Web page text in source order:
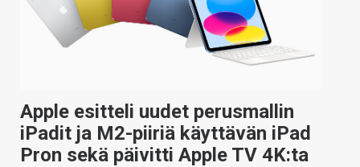
Apple esitteli uudet perusmallin
iPadit ja M2-piiriä käyttävän iPad
Pron sekä päivitti Apple TV 4K:ta